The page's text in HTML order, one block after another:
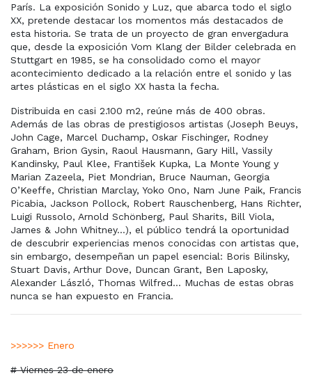
París. La exposición Sonido y Luz, que abarca todo el siglo
XX, pretende destacar los momentos más destacados de
esta historia. Se trata de un proyecto de gran envergadura
que, desde la exposición Vom Klang der Bilder celebrada en
Stuttgart en 1985, se ha consolidado como el mayor
acontecimiento dedicado a la relación entre el sonido y las
artes plásticas en el siglo XX hasta la fecha.
Distribuida en casi 2.100 m2, reúne más de 400 obras.
Además de las obras de prestigiosos artistas (Joseph Beuys,
John Cage, Marcel Duchamp, Oskar Fischinger, Rodney
Graham, Brion Gysin, Raoul Hausmann, Gary Hill, Vassily
Kandinsky, Paul Klee, František Kupka, La Monte Young y
Marian Zazeela, Piet Mondrian, Bruce Nauman, Georgia
O’Keeffe, Christian Marclay, Yoko Ono, Nam June Paik, Francis
Picabia, Jackson Pollock, Robert Rauschenberg, Hans Richter,
Luigi Russolo, Arnold Schönberg, Paul Sharits, Bill Viola,
James & John Whitney…), el público tendrá la oportunidad
de descubrir experiencias menos conocidas con artistas que,
sin embargo, desempeñan un papel esencial: Boris Bilinsky,
Stuart Davis, Arthur Dove, Duncan Grant, Ben Laposky,
Alexander László, Thomas Wilfred… Muchas de estas obras
nunca se han expuesto en Francia.
>>>>>> Enero
# Viernes 23 de enero